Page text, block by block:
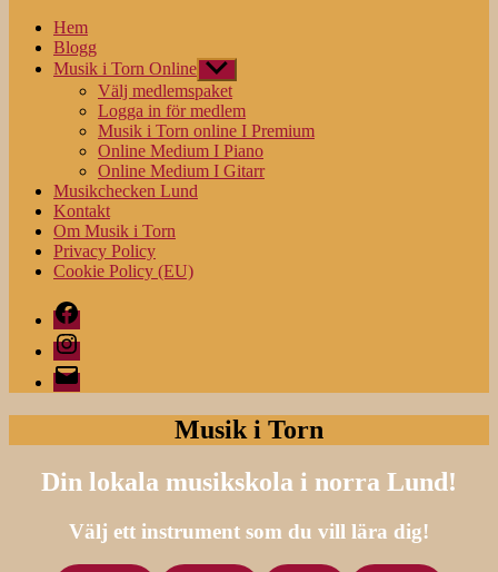
Hem
Blogg
Musik i Torn Online Visa
undermeny
Välj medlemspaket
Logga in för medlem
Musik i Torn online I Premium
Online Medium I Piano
Online Medium I Gitarr
Musikchecken Lund
Kontakt
Om Musik i Torn
Privacy Policy
Cookie Policy (EU)
Facebook
Instagram
E-
post
Musik i Torn
Din lokala musikskola i norra Lund!
Välj ett instrument som du vill lära dig!